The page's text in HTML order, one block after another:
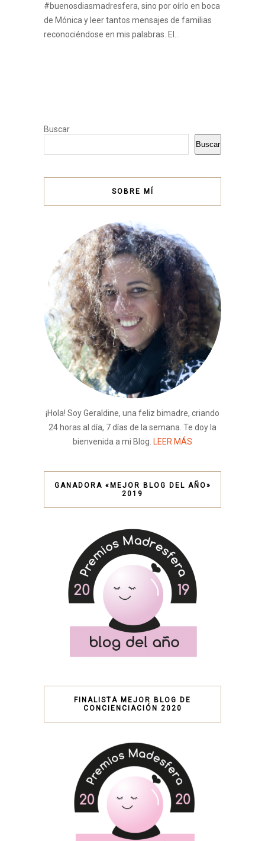
#buenosdiasmadresfera, sino por oírlo en boca
de Mónica y leer tantos mensajes de familias
reconociéndose en mis palabras. El…
Buscar
Buscar
SOBRE MÍ
¡Hola! Soy Geraldine, una feliz bimadre, criando
24 horas al día, 7 días de la semana. Te doy la
bienvenida a mi Blog. LEER MÁS
GANADORA «MEJOR BLOG DEL AÑO»
2019
FINALISTA MEJOR BLOG DE
CONCIENCIACIÓN 2020